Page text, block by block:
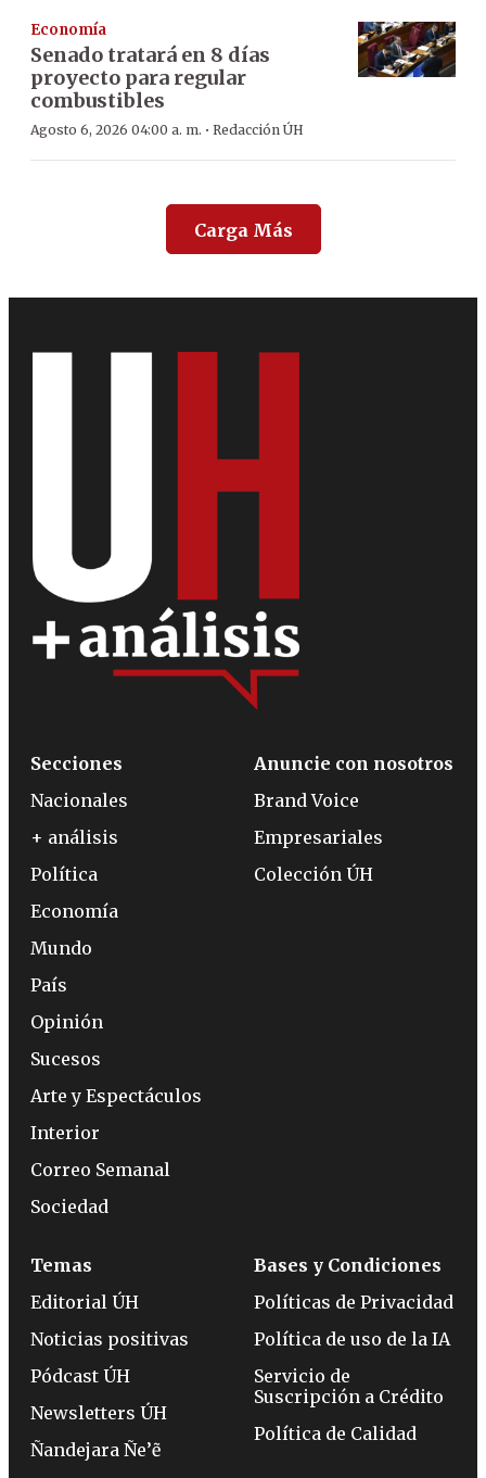
Economía
Senado tratará en 8 días
proyecto para regular
combustibles
Agosto 6, 2026 04:00 a. m. · Redacción ÚH
Carga Más
Secciones
Nacionales
+ análisis
Política
Economía
Mundo
País
Opinión
Sucesos
Arte y Espectáculos
Interior
Correo Semanal
Sociedad
Anuncie con nosotros
Brand Voice
Empresariales
Colección ÚH
Temas
Editorial ÚH
Noticias positivas
Pódcast ÚH
Newsletters ÚH
Ñandejara Ñe’ẽ
Bases y Condiciones
Políticas de Privacidad
Política de uso de la IA
Servicio de
Suscripción a Crédito
Política de Calidad